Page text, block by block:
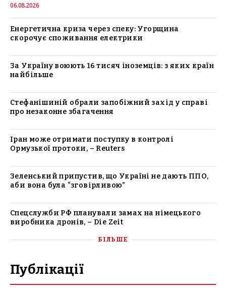
06.08.2026
Енергетична криза через спеку: Угорщина
скорочує споживання електрики
За Україну воюють 16 тисяч іноземців: з яких країн
найбільше
Стефанішиній обрали запобіжний захід у справі
про незаконне збагачення
Іран може отримати поступку в контролі
Ормузької протоки, – Reuters
Зеленський припустив, що Україні не дають ППО,
аби вона була “зговірливою”
Спецслужби РФ планували замах на німецького
виробника дронів, – Die Zeit
БІЛЬШЕ
Публікації